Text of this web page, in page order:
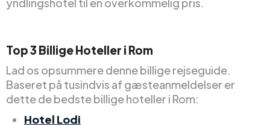
Top3 BilligeHoteller i Rom
Lad os opsummere denne billige rejseguide.
Baseret på tusindvis af gæsteanmeldelser er
dette de bedste billige hoteller i Rom:
Hotel Lodi